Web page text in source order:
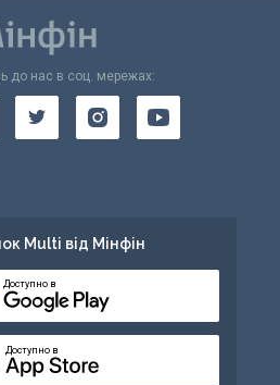
до нас в соц. мережах:
Multi від Мінфін
Доступно в
Доступно в